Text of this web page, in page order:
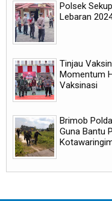
Polsek
Lebaran
Tinjau
Momentum
Vaksinasi
Brimob
Guna Bantu